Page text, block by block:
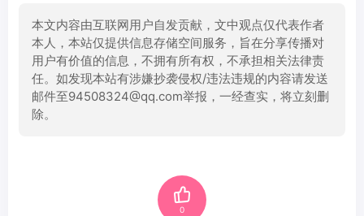
本文内容由互联网用户自发贡献，文中观点仅代表作者
本人，本站仅提供信息存储空间服务，旨在分享传播对
用户有价值的信息，不拥有所有权，不承担相关法律责
任。如发现本站有涉嫌抄袭侵权/违法违规的内容请发送
邮件至94508324@qq.com举报，一经查实，将立刻删
除。
0